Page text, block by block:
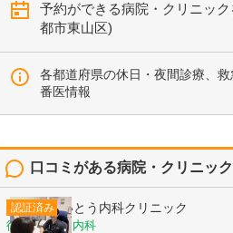
予約ができる病院・クリニッ
都市東山区)
各都道府県の休日・夜間診療、救
番医情報
口コミがある病院・クリニック
認証済み いとう内科クリニック
循環器内科, 内科